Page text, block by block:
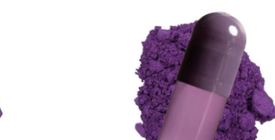
CITEȘTE MAI MULT